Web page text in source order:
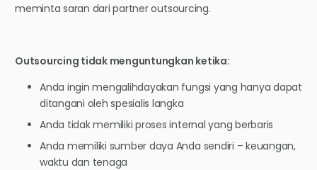
meminta saran dari partner outsourcing.
Outsourcing tidak menguntungkan ketika:
Anda ingin mengalihdayakan fungsi yang hanya dapat
ditangani oleh spesialis langka
Anda tidak memiliki proses internal yang berbaris
Anda memiliki sumber daya Anda sendiri – keuangan,
waktu dan tenaga